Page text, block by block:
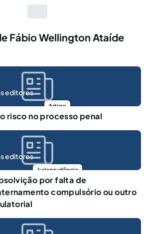
Fábio Wellington Ataíde
Artigo
editores
risco no processo penal
Jurisprudência
editores
por falta de
compulsório ou outro